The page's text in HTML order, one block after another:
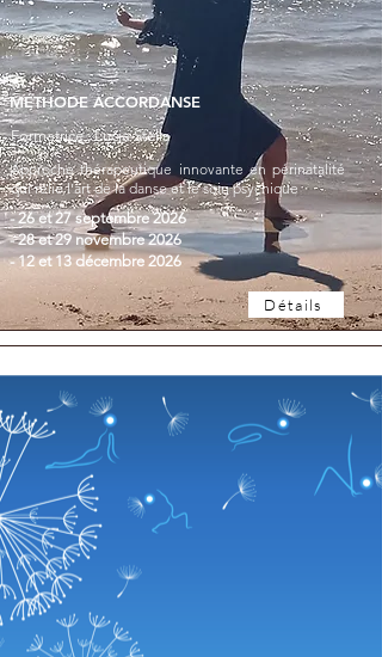
MÉTHODE ACCORDANSE
Formatrice : Lucia Stella
Approche thérapeutique innovante en périnatalité
qui relie l'art de la danse et le soin psychique
- 26 et 27 septembre 2026
- 28 et 29 novembre 2026
- 12 et 13 décembre 2026
Détails